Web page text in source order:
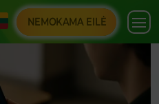
NEMOKAMA EILĖ